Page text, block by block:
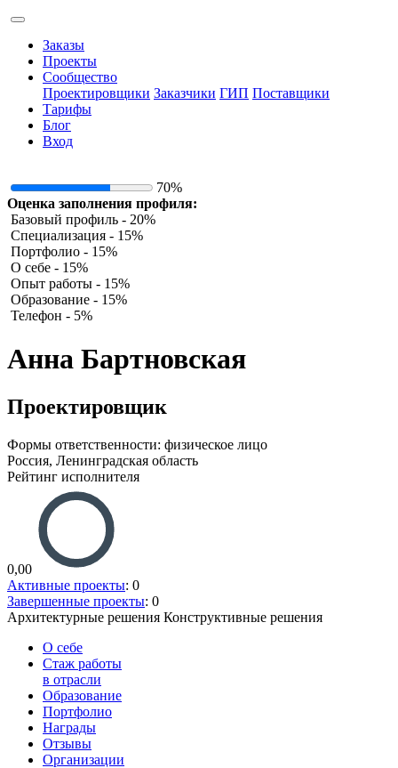
Заказы
Проекты
Сообщество
Проектировщики Заказчики ГИП Поставщики
Тарифы
Блог
Вход
70%
Оценка заполнения профиля:
Базовый профиль - 20%
Специализация - 15%
Портфолио - 15%
О себе - 15%
Опыт работы - 15%
Образование - 15%
Телефон - 5%
Анна Бартновская
Проектировщик
Формы ответственности: физическое лицо
Россия, Ленинградская область
Рейтинг исполнителя
0,00
Активные проекты: 0
Завершенные проекты: 0
Архитектурные решения Конструктивные решения
О себе
Стаж работы
в отрасли
Образование
Портфолио
Награды
Отзывы
Организации